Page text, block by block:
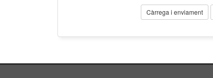
Càrrega i enviament